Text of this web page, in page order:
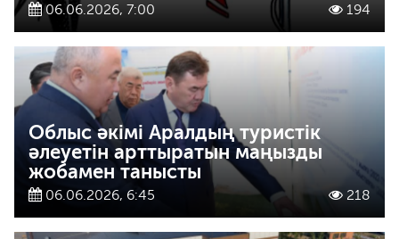
06.06.2026, 7:00 194
Облыс әкімі Аралдың туристік
әлеуетін арттыратын маңызды
жобамен танысты
06.06.2026, 6:45 218